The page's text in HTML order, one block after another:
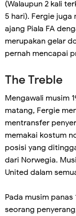
(Walaupun 2 kali
5 hari). Fergie
ajang Piala FA
merupakan gelar
pernah mencapai
The Treble
Mengawali musim
matang, Fergie
mentransfer
memakai kostum
posisi yang
dari Norwegia.
United dalam
Pada musim
seorang